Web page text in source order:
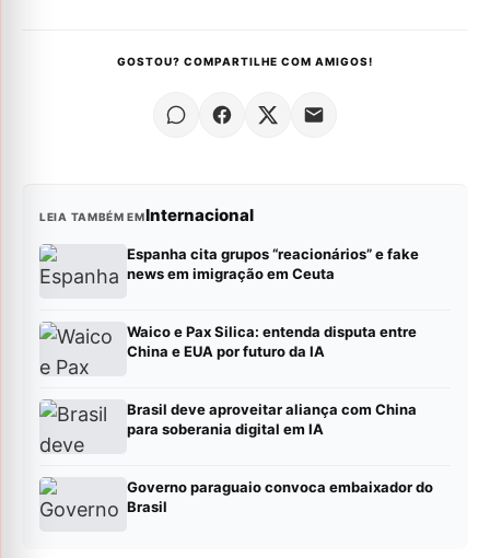
GOSTOU? COMPARTILHE COM AMIGOS!
LEIA TAMBÉM EMInternacional
Espanha cita grupos “reacionários” e fake
news em imigração em Ceuta
Waico e Pax Silica: entenda disputa entre
China e EUA por futuro da IA
Brasil deve aproveitar aliança com China
para soberania digital em IA
Governo paraguaio convoca embaixador do
Brasil